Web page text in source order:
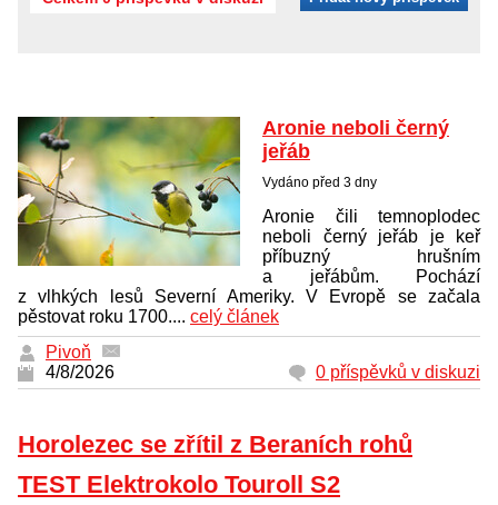
Aronie neboli černý
jeřáb
Vydáno před 3 dny
Aronie čili temnoplodec
neboli černý jeřáb je keř
příbuzný hrušním
a jeřábům. Pochází
z vlhkých lesů Severní Ameriky. V Evropě se začala
pěstovat roku 1700.... celý článek
Pivoň
4/8/2026
0 příspěvků v diskuzi
Horolezec se zřítil z Beraních rohů
TEST Elektrokolo Touroll S2